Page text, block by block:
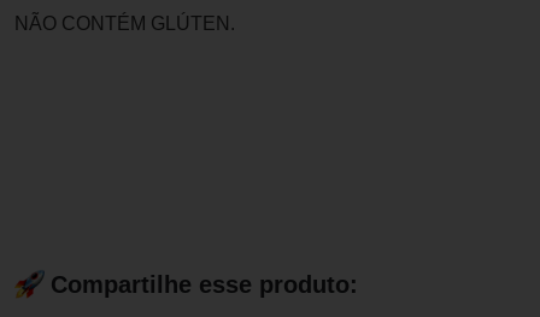
NÃO CONTÉM GLÚTEN.
Compartilhe esse produto: